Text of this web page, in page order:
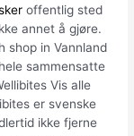
offentlig sted
annet å gjøre.
shop in Vannland
sammensatte
Vis alle
er svenske
ikke fjerne